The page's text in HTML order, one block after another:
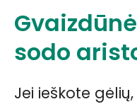
sodo
Jei ieškote